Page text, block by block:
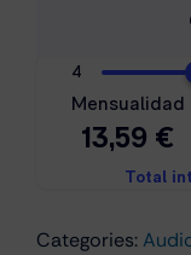
Purpura
Categories: